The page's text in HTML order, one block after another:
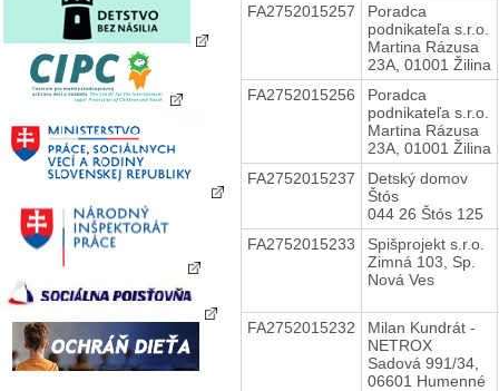
FA2752015257
Poradca
podnikateľa s.r.o.
Martina Rázusa
23A, 01001 Žilina
FA2752015256
Poradca
podnikateľa s.r.o.
Martina Rázusa
23A, 01001 Žilina
FA2752015237
Detský domov
Štós
044 26 Štós 125
FA2752015233
Spišprojekt s.r.o.
Zimná 103, Sp.
Nová Ves
FA2752015232
Milan Kundrát -
NETROX
Sadová 991/34,
06601 Humenné